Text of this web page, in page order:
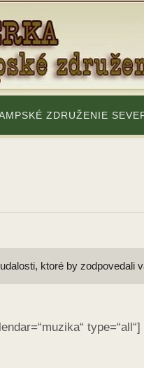
ZDRUŽENIE
ktoré by zodpovedali
type=“all“]